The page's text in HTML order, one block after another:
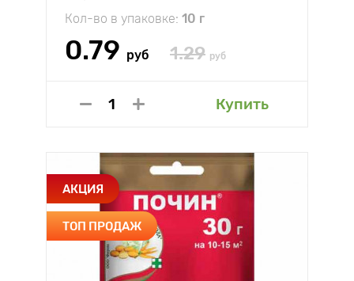
Кол-во в упаковке: 10 г
0.79 руб 1.29 руб
Купить
АКЦИЯ
ТОП ПРОДАЖ